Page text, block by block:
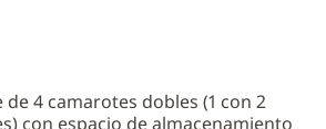
de 4 camarotes dobles (1 con 2
con espacio de almacenamiento